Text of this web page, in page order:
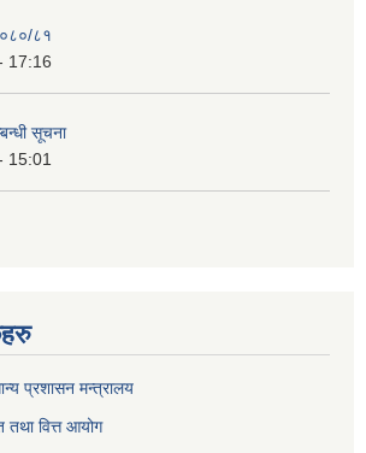
८१
17:16
सूचना
15:01
प्रशासन मन्त्रालय
तथा वित्त आयोग